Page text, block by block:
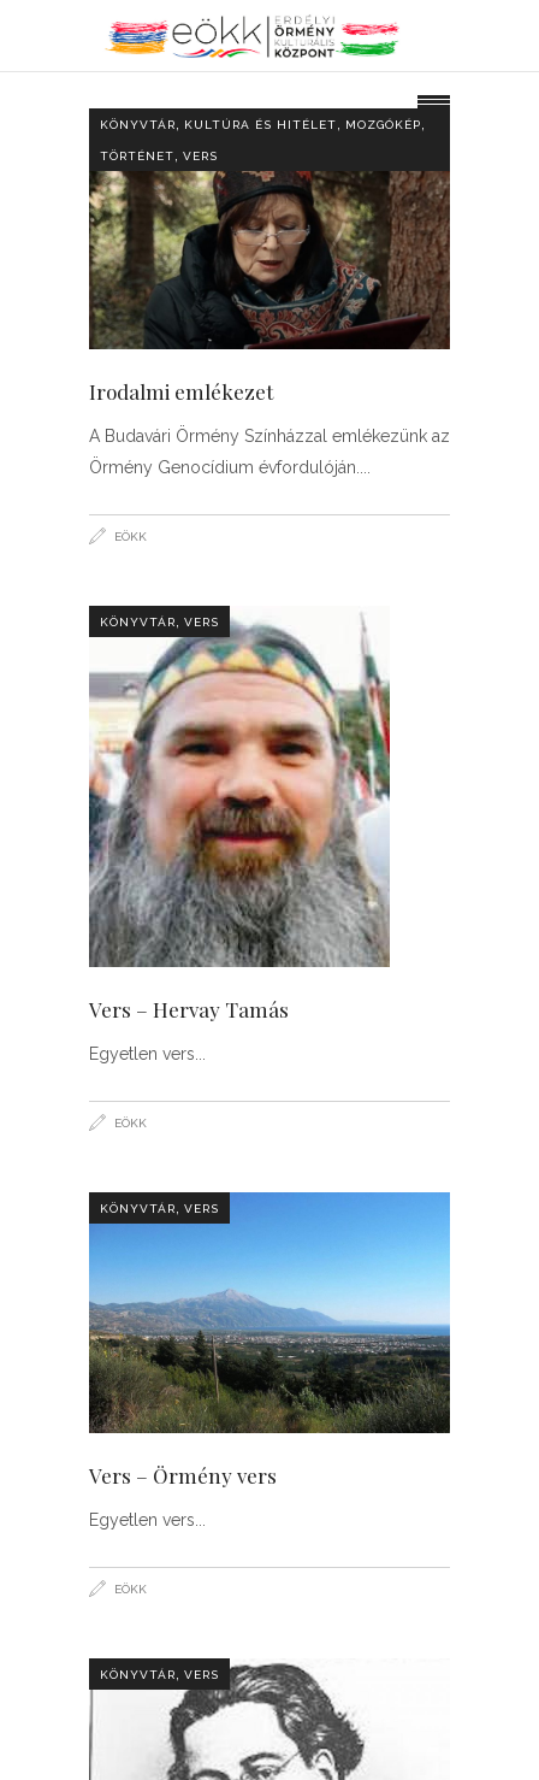
KÖNYVTÁR KULTÚRA ÉS HITÉLET MOZGÓKÉP
TÖRTÉNET VERS
Irodalmi emlékezet
A Budavári Örmény Színházzal emlékezünk az
Örmény Genocídium évfordulóján.
EÖKK
KÖNYVTÁR VERS
Vers – Hervay Tamás
Egyetlen vers
EÖKK
KÖNYVTÁR VERS
Vers – Örmény vers
Egyetlen vers
EÖKK
KÖNYVTÁR VERS